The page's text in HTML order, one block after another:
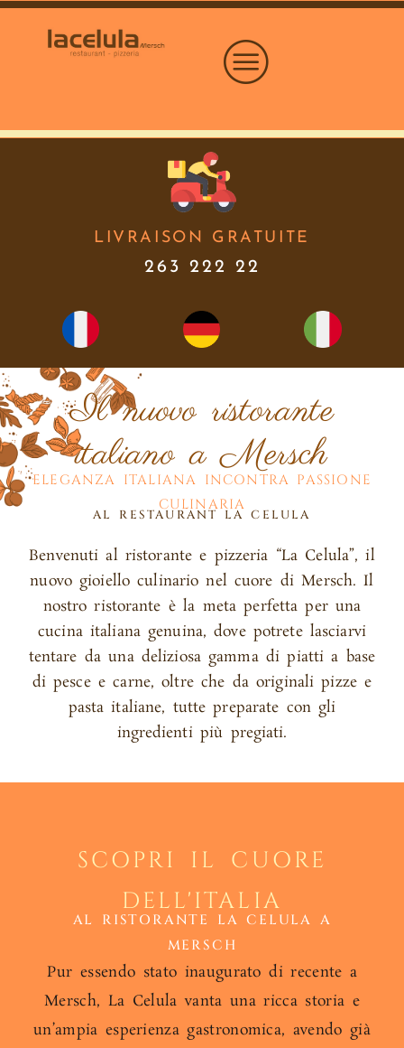
LIVRAISON GRATUITE
263 222 22
Il nuovo ristorante
italiano a Mersch
ELEGANZA ITALIANA INCONTRA PASSIONE
CULINARIA
AL RESTAURANT LA CELULA
Benvenuti al ristorante e pizzeria “La Celula”, il
nuovo gioiello culinario nel cuore di Mersch. Il
nostro ristorante è la meta perfetta per una
cucina italiana genuina, dove potrete lasciarvi
tentare da una deliziosa gamma di piatti a base
di pesce e carne, oltre che da originali pizze e
pasta italiane, tutte preparate con gli
ingredienti più pregiati.
SCOPRI IL CUORE
DELL'ITALIA
AL RISTORANTE LA CELULA A
MERSCH
Pur essendo stato inaugurato di recente a
Mersch, La Celula vanta una ricca storia e
un’ampia esperienza gastronomica, avendo già